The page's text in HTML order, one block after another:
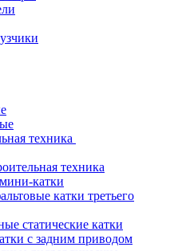
техника
техника
катки
катки третьего
статические катки
с задним приводом